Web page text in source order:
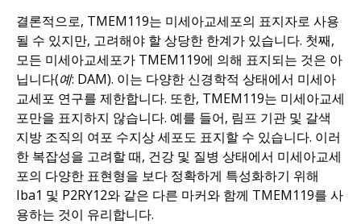
결론적으로, TMEM119는 미세아교세포의 표지자로 사용
될 수 있지만, 고려해야 할 상당한 한계가 있습니다. 첫째,
모든 미세아교세포가 TMEM119에 의해 표지되는 것은 아
닙니다(예: DAM). 이는 다양한 신경학적 상태에서 미세아
교세포 연구를 제한합니다. 또한, TMEM119는 미세아교세
포만을 표지하지 않습니다. 예를 들어, 림프 기관 및 갈색
지방 조직의 여포 수지상 세포도 표지할 수 있습니다. 이러
한 복잡성을 고려할 때, 건강 및 질병 상태에서 미세아교세
포의 다양한 표현형을 보다 정확하게 특성화하기 위해
Iba1 및 P2RY12와 같은 다른 마커와 함께 TMEM119를 사
용하는 것이 유리합니다.